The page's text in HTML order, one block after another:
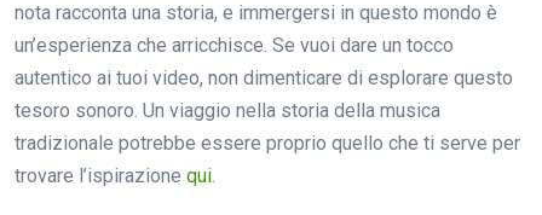
nota racconta una storia, e immergersi in questo mondo è
un’esperienza che arricchisce. Se vuoi dare un tocco
autentico ai tuoi video, non dimenticare di esplorare questo
tesoro sonoro. Un viaggio nella storia della musica
tradizionale potrebbe essere proprio quello che ti serve per
trovare l’ispirazione qui.